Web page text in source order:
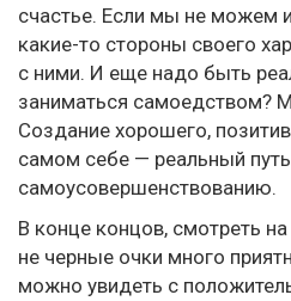
счастье. Если мы не можем
какие-то стороны своего
с ними. И еще надо быть
заниматься самоедством?
Создание хорошего,
самом себе — реальный
самоусовершенствованию.
В конце концов, смотреть
не черные очки много
можно увидеть с